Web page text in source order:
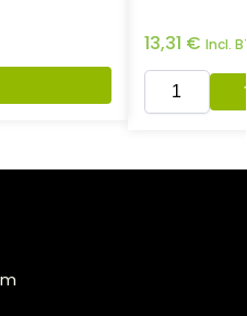
13,31 € Incl.